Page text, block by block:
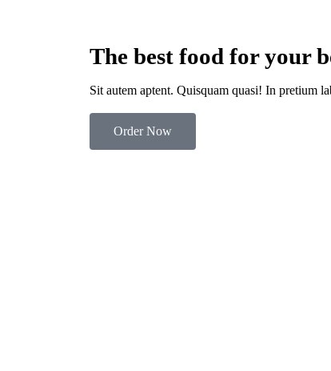
The best food for your
Sit autem aptent. Quisquam quasi! In pretium
Order Now